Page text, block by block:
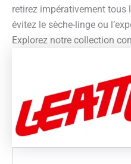
retirez impérativement tous
évitez le sèche-linge ou
Explorez notre collection